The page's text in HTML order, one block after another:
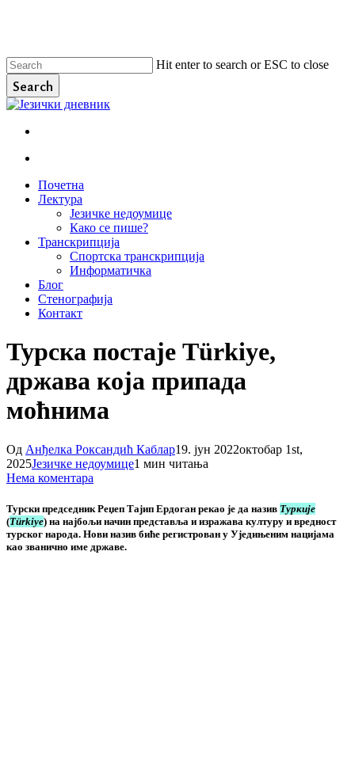
content
Hit enter to search or ESC to close
Search
Close
Menu
search
Menu
Почетна
Лектура
Језичке недоумице
Како се пише?
Транскрипција
Спортска транскрипција
Информатичка
Блог
Стенографија
Контакт
Турска постаје Türkiye,
држава која припада
моћнима
Од Анђелка Роксандић Каблар19. јун 2022октобар 1st,
2025Језичке недоумице1 мин читања
Нема коментара
Турски председник Реџеп Тајип Ердоган рекао је да назив Туркије
(Türkiye) на најбољи начин представља и изражава културу и вредност
турског народа. Нови назив биће регистрован у Уједињеним нацијама
као званично име државе.